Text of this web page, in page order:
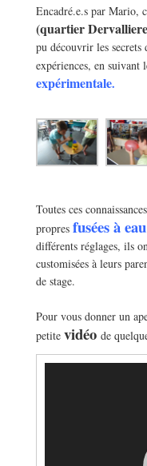
Encadré.e.s par Mario,
(quartier
pu découvrir les secrets
expériences, en suivant
expérimentale.
Toutes ces
propres fusées à eau
différents réglages, ils
customisées à leurs
de stage.
Pour vous donner un
petite vidéo de